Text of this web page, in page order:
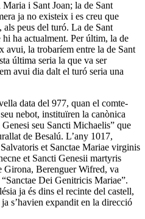
i Sant Joan; la de Sant
ja no existeix i es creu que
als peus del turó. La de Sant
ha actualment. Per últim, la de
avui, la trobaríem entre la de Sant
última seria la que va ser
avui dia dalt el turó seria una
data del 977, quan el comte-
nebot, instituïren la canònica
seu Sancti Michaelis” que
de Besalú. L’any 1017,
et Sanctae Mariae virginis
et Sancti Genesii martyris
Girona, Berenguer Wifred, va
Dei Genitricis Mariae”.
ja és dins el recinte del castell,
s’havien expandit en la direcció